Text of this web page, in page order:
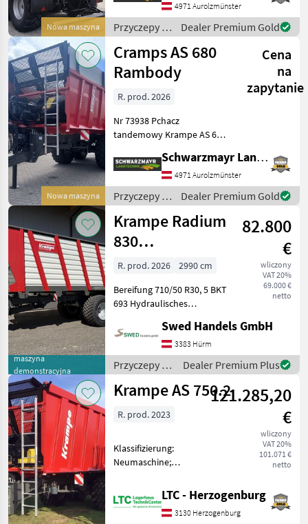
Przyczepy Z
Przesuwna
Krampe
WYBIERZ
KATEGORIĘ
Krampe
Fliegl
Brantner
Pühringer
Krone
Pronar
Pokaż
wszystkie
19
MODEL
AS 680
Rambody
MARKETPLACE
Marketplace
Oferty
dealerów
drobne
Nowa maszyna
całkowita 22 t
amortyzowany zaczep
holowniczy Z
4971 Aurolzmünster
Przyczepy /
Krampe
Dealer Premium Gold
Nowa maszyna
Cramps AS 680
Rambody
Cena
na
zapytanie
R. prod. 2026
Nr 73938 Pchacz
tandemowy Krampe AS 680
40 km/h dla Niemiec, zawór
całkowita 22 t
amortyzowany zaczep
holowniczy Z
Schwarzmayr Landtechnik GmbH - Aurolzmünster
4971 Aurolzmünster
Przyczepy /
Krampe
Dealer Premium Gold
maszyna
demonstracyjna
Krampe Radium
830
Häckselwagen
82.800
€
wliczony
VAT 20%
69.000 €
netto
R. prod. 2026
2990 cm
Bereifung 710/50 R30, 5 BKT
693 Hydraulisches
Nachlauflenkachse mit
Vorbereitung elektronische
Zwangslenkung
Verteilerwalzen Kratzboden
mit 14 x 50 Kette
Swed Handels GmbH
3383 Hürm
Przyczepy /
Krampe
Dealer Premium Plus
Krampe AS 750.2121.285,20
€
wliczony
VAT 20%
101.071 €
netto
R. prod. 2023
Klassifizierung:
Neumaschine;
WO09318224P1K59805;
Höchstgeschwindigkeit
(km/h): 40; Typ der
LTC - Herzogenburg
3130 Herzogenburg